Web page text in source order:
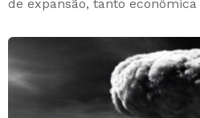
de expansão, tanto